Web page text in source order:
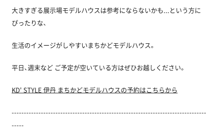
大きすぎる展示場モデルハウスは参考にならないかも...という方に
ぴったりな、
生活のイメージがしやすいまちかどモデルハウス。
平日、週末など ご予定が空いている方はぜひお越しください。
KD' STYLE 伊丹 まちかどモデルハウスの予約はこちらから
--------------------------------------------------------------------------------
-----